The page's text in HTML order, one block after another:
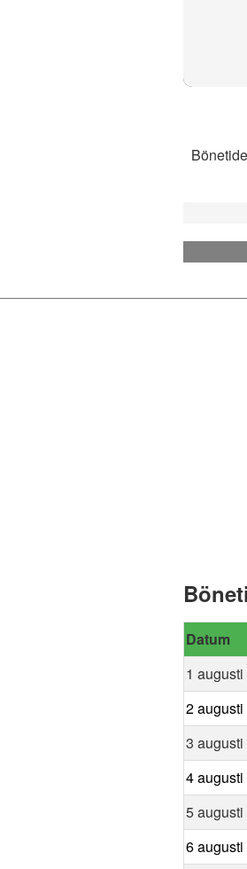
Datum
1 augusti
2 augusti
3 augusti
4 augusti
5 augusti
6 augusti